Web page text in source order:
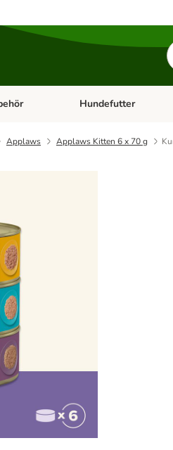
öffnen: KatzenfutterKategorie-Menü
Hundefutter
Applaws Applaws Kitten 6 x 70 g